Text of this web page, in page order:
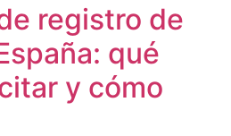
registro de
qué
y cómo